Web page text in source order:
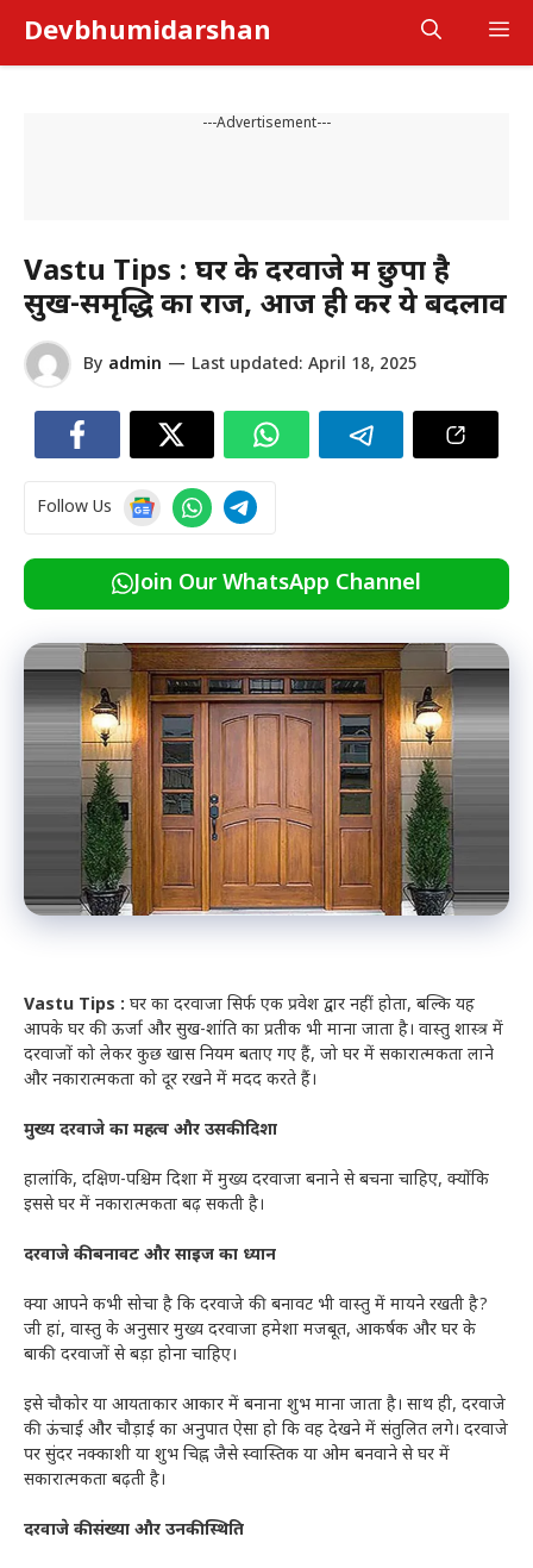
content
Devbhumidarshan
---Advertisement---
Vastu Tips : घर के दरवाजे में छुपा है
सुख-समृद्धि का राज, आज ही करें ये बदलाव
By admin — Last updated: April 18, 2025
Follow Us
Join Our WhatsApp Channel
Vastu Tips : घर का दरवाजा सिर्फ एक प्रवेश द्वार नहीं होता, बल्कि यह
आपके घर की ऊर्जा और सुख-शांति का प्रतीक भी माना जाता है। वास्तु शास्त्र में
दरवाजों को लेकर कुछ खास नियम बताए गए हैं, जो घर में सकारात्मकता लाने
और नकारात्मकता को दूर रखने में मदद करते हैं।
मुख्य दरवाजे का महत्व और उसकी दिशा
हालांकि, दक्षिण-पश्चिम दिशा में मुख्य दरवाजा बनाने से बचना चाहिए, क्योंकि
इससे घर में नकारात्मकता बढ़ सकती है।
दरवाजे की बनावट और साइज का ध्यान
क्या आपने कभी सोचा है कि दरवाजे की बनावट भी वास्तु में मायने रखती है?
जी हां, वास्तु के अनुसार मुख्य दरवाजा हमेशा मजबूत, आकर्षक और घर के
बाकी दरवाजों से बड़ा होना चाहिए।
इसे चौकोर या आयताकार आकार में बनाना शुभ माना जाता है। साथ ही, दरवाजे
की ऊंचाई और चौड़ाई का अनुपात ऐसा हो कि वह देखने में संतुलित लगे। दरवाजे
पर सुंदर नक्काशी या शुभ चिह्न जैसे स्वास्तिक या ओम बनवाने से घर में
सकारात्मकता बढ़ती है।
दरवाजे की संख्या और उनकी स्थिति